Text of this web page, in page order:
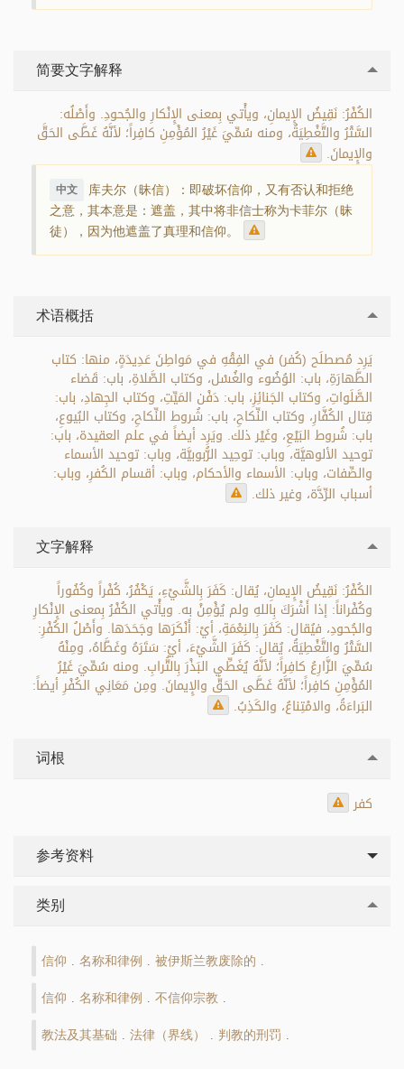
简要文字解释
الكُفْرُ: نَقِيضُ الإِيمانِ، ويأْتي بِمعنى الإِنْكارِ والجُحودِ. وأَصْلُه:
السَّتْرُ والتَّغْطِيَةُ، ومنه سُمِّيَ غَيْرُ المُؤْمِنِ كافِراً؛ لأنَّهُ غَطَّى الحَقَّ
والإِيمانَ.
中文 库夫尔（昧信）：即破坏信仰，又有否认和拒绝
之意，其本意是：遮盖，其中将非信士称为卡菲尔（昧
徒），因为他遮盖了真理和信仰。
术语概括
يَرِد مُصطلَح (كُفر) في الفِقْهِ في مَواطِنَ عَدِيدَةٍ، منها: كتاب
الطَّهارَةِ، باب: الوُضُوء والغُسْل، وكتاب الصَّلاةِ، باب: قَضاء
الصَّلَواتِ، وكتاب الجَنائِزِ، باب: دَفْن المَيِّتِ، وكتاب الجِهادِ، باب:
قِتال الكُفَّارِ، وكتاب النِّكاحِ، باب: شُروط النِّكاحِ، وكتاب البُيوعِ،
باب: شُروط البَيْعِ، وغَيْر ذلك. ويَرِد أيضاً في علم العقيدة، باب:
توحيد الألوهيَّة، وباب: توحِيد الرُّبوبيَّة، وباب: توحيد الأسماء
والصِّفات، وباب: الأسماء والأحكام، وباب: أقسام الكُفرِ، وباب:
أسباب الرِّدَّة، وغير ذلك.
文字解释
الكُفْرُ: نَقِيضُ الإِيمانِ، يُقال: كَفَرَ بِالشَّيْءِ، يَكْفُرُ، كُفْراً وكُفُوراً
وكُفْراناً: إذا أَشْرَكَ بِاللهِ ولم يُؤْمِنْ به. ويأْتي الكُفْرُ بِمعنى الإِنْكارِ
والجُحودِ، فيُقال: كَفَرَ بِالنِعْمَةِ، أيْ: أَنْكَرَها وجَحَدَها. وأَصْلُ الكُفْرِ:
السَّتْرُ والتَّغْطِيَةُ، يُقال: كَفَرَ الشَّيْءَ، أيْ: سَتَرَهُ وغَطَّاهُ، ومِنْهُ
سُمِّيَ الزَّارِعُ كافِراً؛ لأنَّهُ يُغَطِّي البَذْرَ بِالتُّرابِ. ومنه سُمِّيَ غَيْرُ
المُؤْمِنِ كافِراً؛ لأنَّهُ غَطَّى الحَقَّ والإِيمانَ. ومِن مَعَانِي الكُفْرِ أيضاً:
البَراءَةُ، والامْتِناعُ، والكَذِبُ.
词根
كفر
参考资料
类别
信仰 名称和律例 被伊斯兰教废除的
信仰 名称和律例 不信仰宗教
教法及其基础 法律（界线） 判教的刑罚